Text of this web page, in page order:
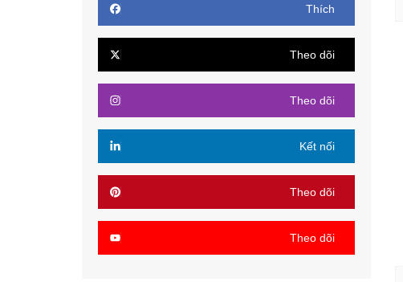
Thích
Theo dõi
Theo dõi
Kết nối
Theo dõi
Theo dõi